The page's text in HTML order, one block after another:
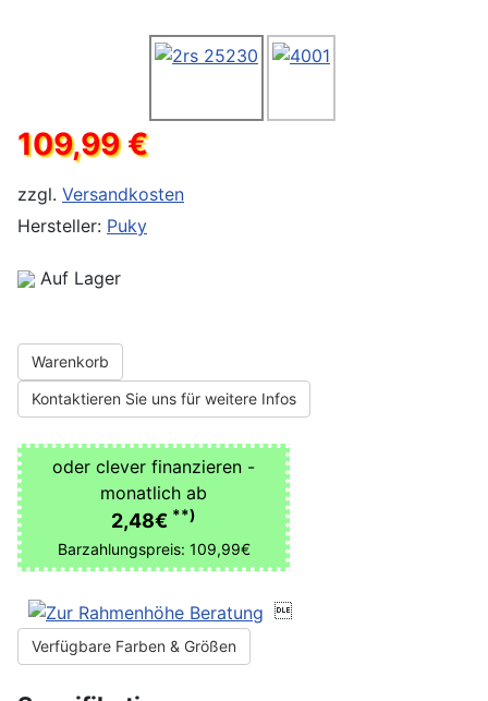
109,99 €
zzgl. Versandkosten
Hersteller: Puky
Auf Lager
Warenkorb
Kontaktieren Sie uns für weitere Infos
oder clever finanzieren -
monatlich ab
2,48€ **)
Barzahlungspreis: 109,99€

Verfügbare Farben & Größen